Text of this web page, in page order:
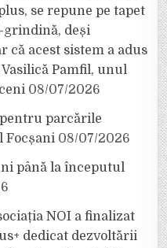
se repune pe tapet
grindină, deși
că acest sistem a adus
Pamfil, unul
08/07/2026
parcările
Focșani 08/07/2026
până la începutul
NOI a finalizat
dedicat dezvoltării